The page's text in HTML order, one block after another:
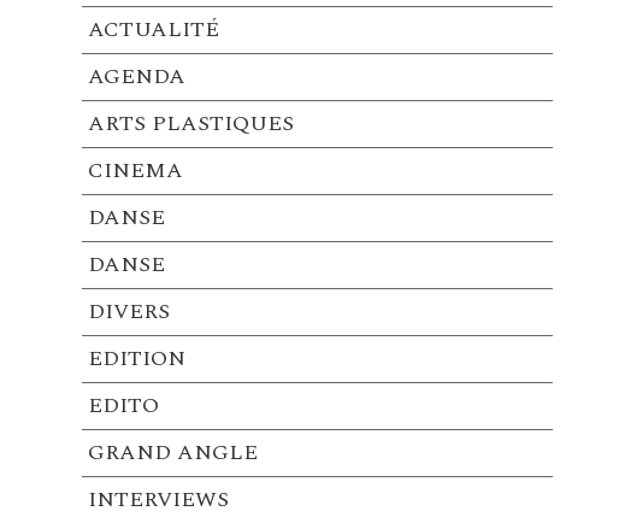
ACTUALITÉ
AGENDA
ARTS PLASTIQUES
CINEMA
DANSE
DANSE
DIVERS
EDITION
EDITO
GRAND ANGLE
INTERVIEWS